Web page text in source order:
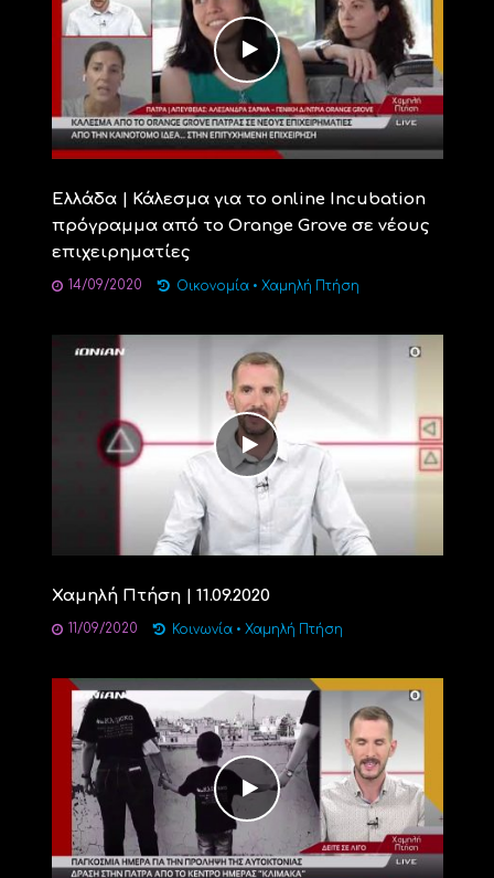
Ελλάδα | Κάλεσμα για το online Incubation
πρόγραμμα από το Orange Grove σε νέους
επιχειρηματίες
14/09/2020 Οικονομία • Χαμηλή Πτήση
Χαμηλή Πτήση | 11.09.2020
11/09/2020 Κοινωνία • Χαμηλή Πτήση